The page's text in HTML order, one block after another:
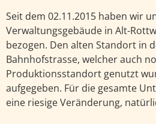
Seit dem 02.11.2015 haben wir
Verwaltungsgebäude in Alt-
bezogen. Den alten Standort in
Bahnhofstrasse, welcher auch
Produktionsstandort genutzt
aufgegeben. Für die gesamte
eine riesige Veränderung,